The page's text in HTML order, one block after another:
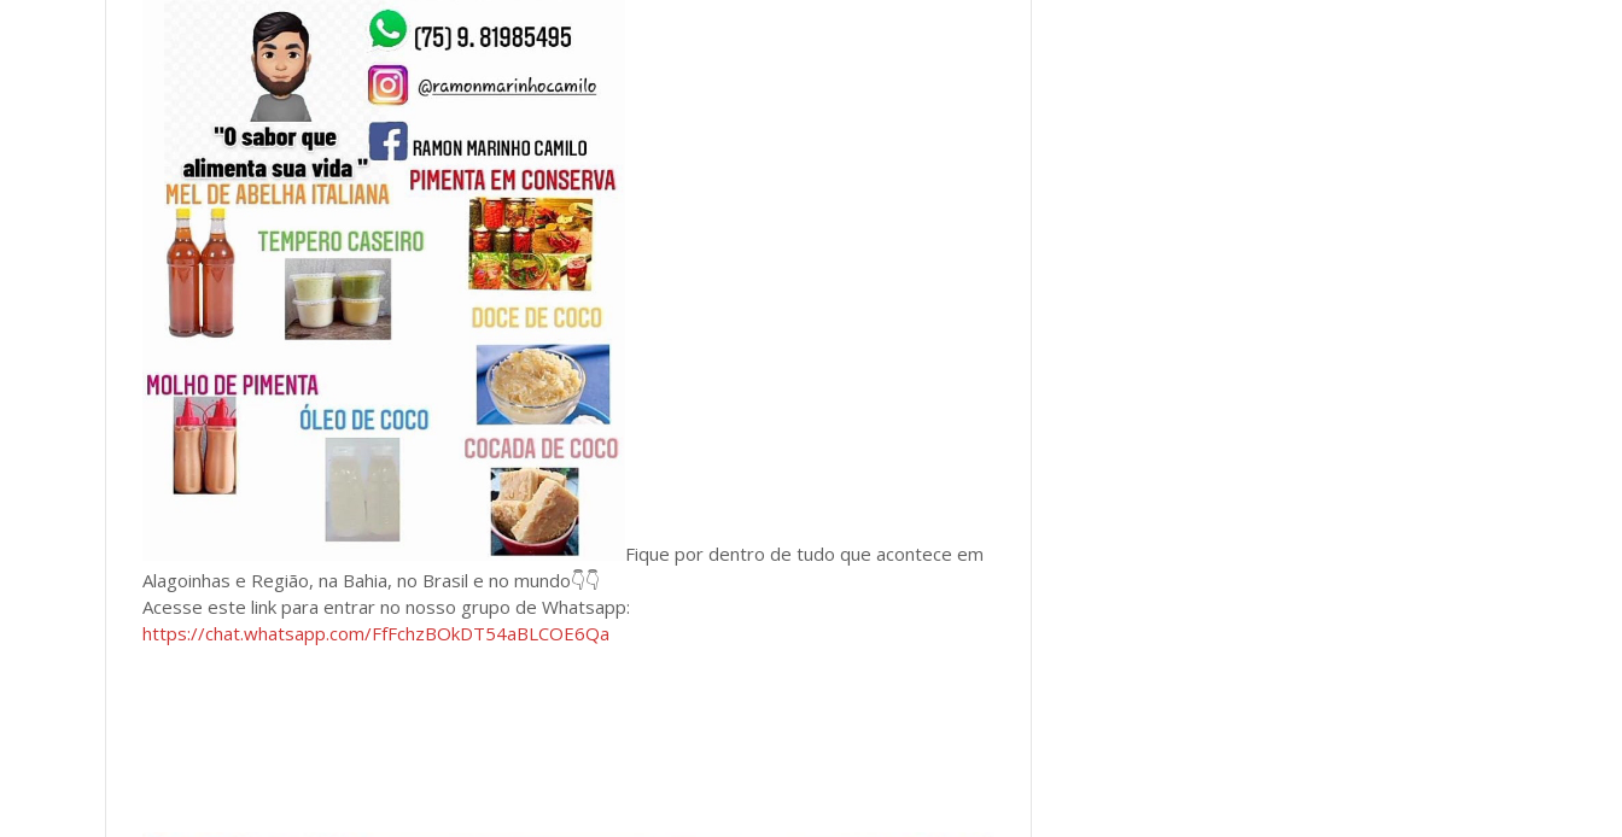
Fique por dentro de tudo que acontece em
Alagoinhas e Região, na Bahia, no Brasil e no mundo👇👇
Acesse este link para entrar no nosso grupo de Whatsapp:
https://chat.whatsapp.com/FfFchzBOkDT54aBLCOE6Qa